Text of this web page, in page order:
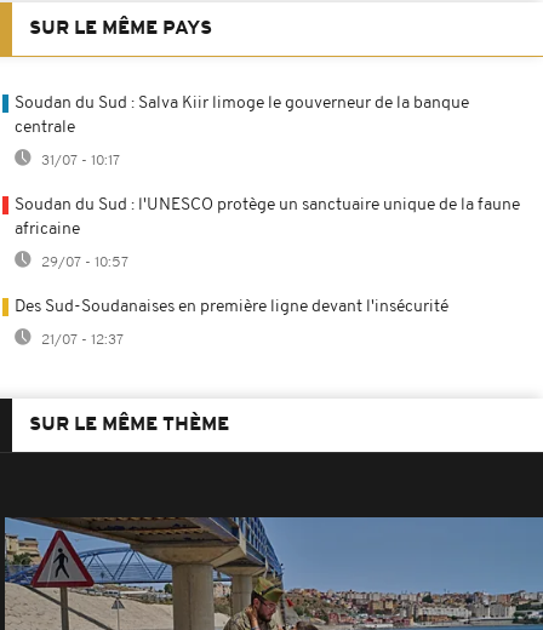
SUR LE MÊME PAYS
Soudan du Sud : Salva Kiir limoge le gouverneur de la banque
centrale
31/07 - 10:17
Soudan du Sud : l'UNESCO protège un sanctuaire unique de la faune
africaine
29/07 - 10:57
Des Sud-Soudanaises en première ligne devant l'insécurité
21/07 - 12:37
SUR LE MÊME THÈME